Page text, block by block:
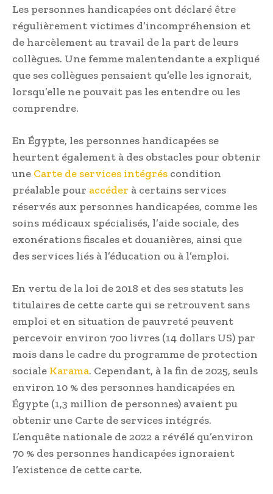
Les personnes handicapées ont déclaré être
régulièrement victimes d’incompréhension et
de harcèlement au travail de la part de leurs
collègues. Une femme malentendante a expliqué
que ses collègues pensaient qu’elle les ignorait,
lorsqu’elle ne pouvait pas les entendre ou les
comprendre.
En Égypte, les personnes handicapées se
heurtent également à des obstacles pour obtenir
une Carte de services intégrés condition
préalable pour accéder à certains services
réservés aux personnes handicapées, comme les
soins médicaux spécialisés, l’aide sociale, des
exonérations fiscales et douanières, ainsi que
des services liés à l’éducation ou à l’emploi.
En vertu de la loi de 2018 et des ses statuts les
titulaires de cette carte qui se retrouvent sans
emploi et en situation de pauvreté peuvent
percevoir environ 700 livres (14 dollars US) par
mois dans le cadre du programme de protection
sociale Karama. Cependant, à la fin de 2025, seuls
environ 10 % des personnes handicapées en
Égypte (1,3 million de personnes) avaient pu
obtenir une Carte de services intégrés.
L’enquête nationale de 2022 a révélé qu’environ
70 % des personnes handicapées ignoraient
l’existence de cette carte.